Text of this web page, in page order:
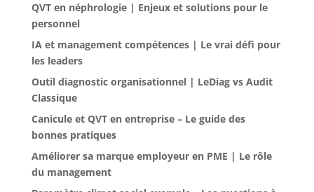
QVT en néphrologie | Enjeux et solutions pour le
personnel
IA et management compétences | Le vrai défi pour
les leaders
Outil diagnostic organisationnel | LeDiag vs Audit
Classique
Canicule et QVT en entreprise – Le guide des
bonnes pratiques
Améliorer sa marque employeur en PME | Le rôle
du management